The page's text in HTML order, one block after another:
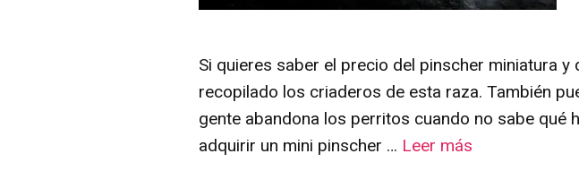
Si quieres saber el precio del pinscher miniatura
recopilado los criaderos de esta raza. También
gente abandona los perritos cuando no sabe qué
adquirir un mini pinscher … Leer más